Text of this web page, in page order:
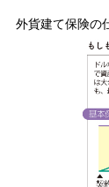
外貨建て保険の